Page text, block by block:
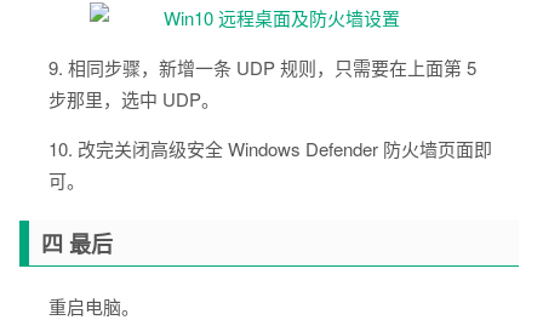
9. 相同步骤，新增一条 UDP 规则，只需要在上面第 5
步那里，选中 UDP。
10. 改完关闭高级安全 Windows Defender 防火墙页面即
可。
四 最后
重启电脑。